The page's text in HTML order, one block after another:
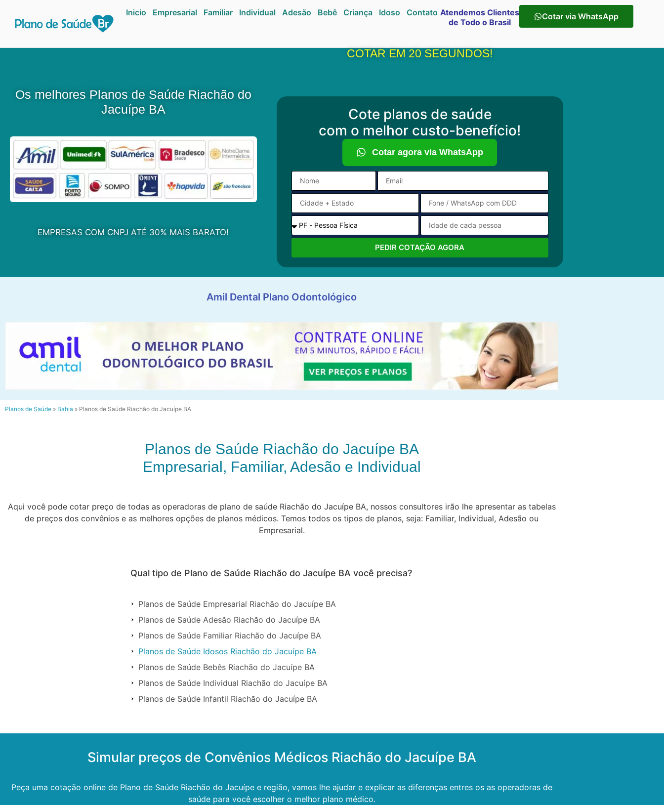
Inicio Empresarial Familiar Individual Adesão Bebê Criança Idoso Contato Atendemos Clientes
de Todo o Brasil
Cotar via WhatsApp
Os melhores Planos de Saúde Riachão do
Jacuípe BA
EMPRESAS COM CNPJ ATÉ 30% MAIS BARATO!
COTAR EM 20 SEGUNDOS!​
Cote planos de saúde
com o melhor custo-benefício!
Cotar agora via WhatsApp
PEDIR COTAÇÃO AGORA
Amil Dental Plano Odontológico
Planos de Saúde » Bahia » Planos de Saúde Riachão do Jacuípe BA
Planos de Saúde Riachão do Jacuípe BA
Empresarial, Familiar, Adesão e Individual
Aqui você pode cotar preço de todas as operadoras de plano de saúde Riachão do Jacuípe BA, nossos consultores irão lhe apresentar as tabelas
de preços dos convênios e as melhores opções de planos médicos. Temos todos os tipos de planos, seja: Familiar, Individual, Adesão ou
Empresarial.
Qual tipo de Plano de Saúde Riachão do Jacuípe BA você precisa?
Planos de Saúde Empresarial Riachão do Jacuípe BA
Planos de Saúde Adesão Riachão do Jacuípe BA
Planos de Saúde Familiar Riachão do Jacuípe BA
Planos de Saúde Idosos Riachão do Jacuípe BA
Planos de Saúde Bebês Riachão do Jacuípe BA
Planos de Saúde Individual Riachão do Jacuípe BA
Planos de Saúde Infantil Riachão do Jacuípe BA
Simular preços de Convênios Médicos Riachão do Jacuípe BA
Peça uma cotação online de Plano de Saúde Riachão do Jacuípe e região, vamos lhe ajudar e explicar as diferenças entres os as operadoras de
saúde para você escolher o melhor plano médico.